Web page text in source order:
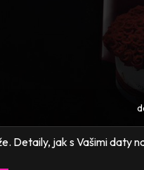
Detaily, jak s Vašimi daty